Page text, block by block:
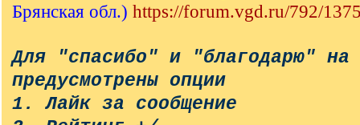
Брянская обл.) https://forum.vgd.ru/792/
Для "спасибо" и "благодарю" на
предусмотрены опции
1. Лайк за сообщение